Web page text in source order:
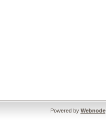
Powered by Webnode